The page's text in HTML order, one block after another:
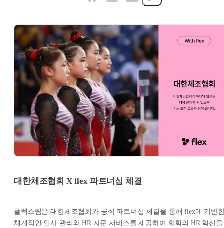
대한체조협회 X flex 파트너십 체결
플렉스팀은 대한체조협회와 공식 파트너십 체결을 통해 flex에 기반
체계적인 인사 관리와 HR 자문 서비스를 제공하여 협회의 HR 혁신을